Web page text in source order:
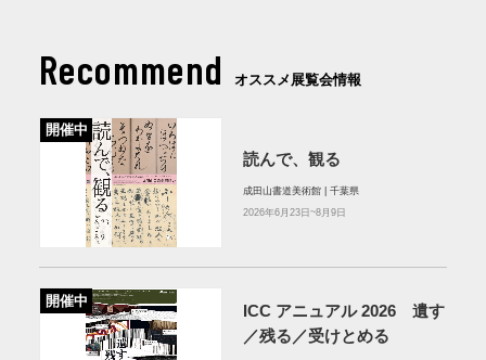
Recommend オススメ展覧会情報
開催中
読んで、観る
成田山書道美術館 | 千葉県
2026年6月23日~8月9日
開催中
ICC アニュアル 2026 遺す
／残る／受けとめる